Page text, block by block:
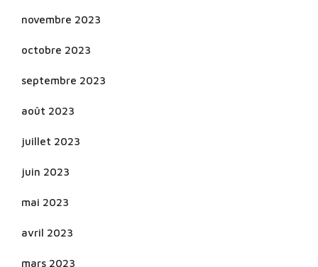
novembre 2023
octobre 2023
septembre 2023
août 2023
juillet 2023
juin 2023
mai 2023
avril 2023
mars 2023